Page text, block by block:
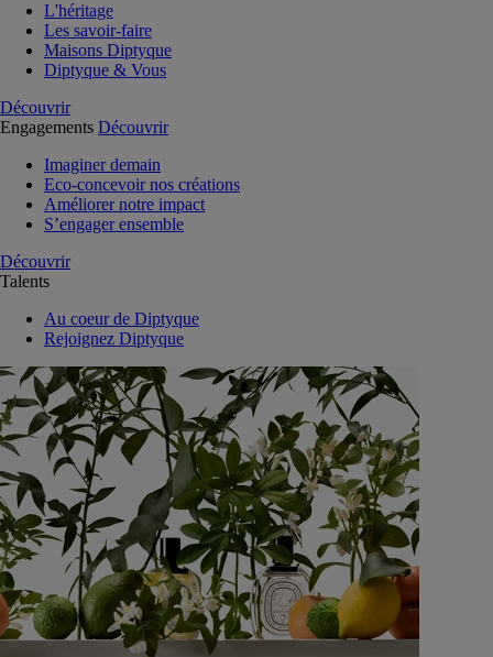
L'héritage
Les savoir-faire
Maisons Diptyque
Diptyque & Vous
Découvrir
Engagements Découvrir
Imaginer demain
Eco-concevoir nos créations
Améliorer notre impact
S’engager ensemble
Découvrir
Talents
Au coeur de Diptyque
Rejoignez Diptyque